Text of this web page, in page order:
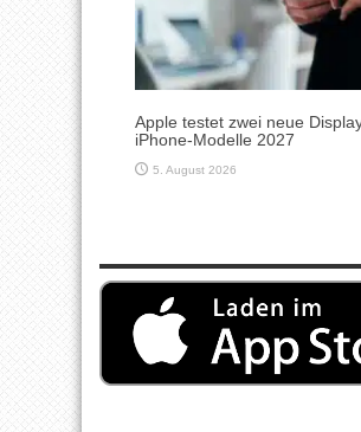
Apple testet zwei neue
iPhone-Modelle 2027
5. August 2026